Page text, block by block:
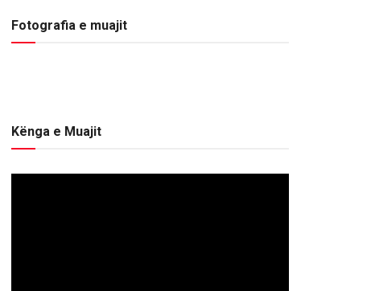
Fotografia e muajit
Kënga e Muajit